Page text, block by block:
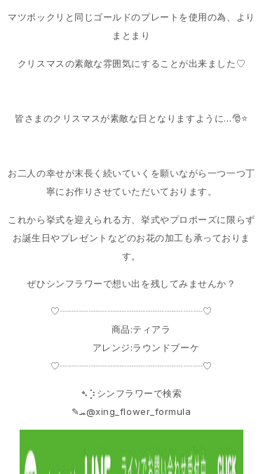
マツボックリと同じゴールドのプレートを使用の為、より
まとまり
クリスマスの素敵な雰囲気にすることが出来ました♡
皆さまのクリスマスが素敵な日となりますように…🎅⭐️
お二人の幸せが末長く続いていくを願いながら一つ一つ丁
寧にお作りさせていただいております。
これから挙式を迎えられる方、挙式やプロポーズに限らず
お誕生日やプレゼントなどのお花の加工も承っておりま
す。
ぜひシンフラワーで想い出を残してみませんか？
♡┈┈┈┈┈┈┈┈┈┈┈┈┈┈┈♡
商品:ティアラ
アレンジ:ラウンドブーケ
♡┈┈┈┈┈┈┈┈┈┈┈┈┈┈┈♡
➴⡱シンフラワーで検索
‎✎ܚ@xing_flower_formula